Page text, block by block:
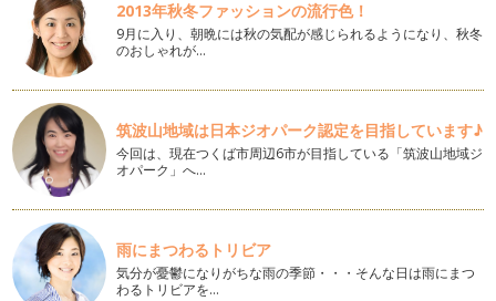
南国沖縄は夏を感じる時期がとっても長くて、4月には海開き
がされるほど。すでに今年も沖縄の各…
旅行前に知っておきたい、沖縄の海事情
沖縄旅行といえば海！ 真冬はさすがに海遊びはしませんが、
見る分には冬だって十分。年間を通し…
今注目の手仕事みやげはこれだ！in沖縄
沖縄旅行のおみやげといえば、紅芋タルトにちんすこう。空港
やみやげ店にならんでいるような定番…
道の駅とは一味違う、ハッピーモア市場の魅力。
沖縄旅行中によく見かける道の駅やJAファーマーズマーケッ
ト。地元の野菜や加工品、お土産物が…
2013年秋冬ファッションの流行色！
9月に入り、朝晩には秋の気配が感じられるようになり、秋冬
のおしゃれが…
筑波山地域は日本ジオパーク認定を目指しています♪
今回は、現在つくば市周辺6市が目指している「筑波山地域ジ
オパーク」へ…
雨にまつわるトリビア
気分が憂鬱になりがちな雨の季節・・・そんな日は雨にまつ
わるトリビアを…